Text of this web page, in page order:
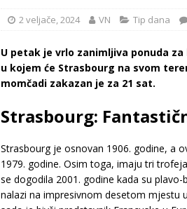
2 veljače, 2024 VN Tip dana
U petak je vrlo zanimljiva ponuda
u kojem će Strasbourg na svom
momčadi zakazan je za 21 sat.
Strasbourg:
Strasbourg je osnovan 1906. godine, a
1979. godine. Osim toga, imaju tri
se dogodila 2001. godine kada su
nalazi na impresivnom desetom mjestu